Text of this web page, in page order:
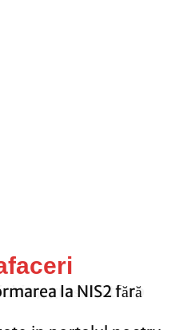
greșit și timp
te ajută să
din depozit